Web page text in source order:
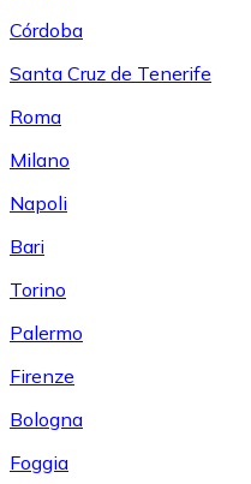
Córdoba
Santa Cruz de Tenerife
Roma
Milano
Napoli
Bari
Torino
Palermo
Firenze
Bologna
Foggia